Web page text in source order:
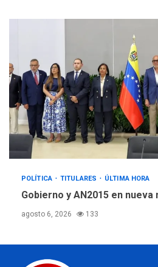
POLÍTICA TITULARES ÚLTIMA HORA
Gobierno y AN2015 en nueva
agosto 6, 2026 133